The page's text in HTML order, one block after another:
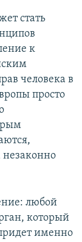
стать
к
человека в
просто
любой
который
именно